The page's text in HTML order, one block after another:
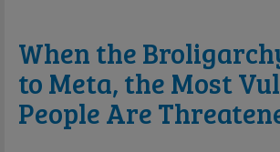
When the
to Meta, the Most
People Are